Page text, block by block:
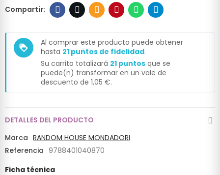
loyalty
Al comprar este producto puede obtener
hasta 21 puntos de fidelidad.
Su carrito totalizará 21 puntos que se
puede(n) transformar en un vale de
descuento de 1,05 €.
DETALLES DEL PRODUCTO
Marca RANDOM HOUSE MONDADORI
Referencia 9788401040870
Ficha técnica